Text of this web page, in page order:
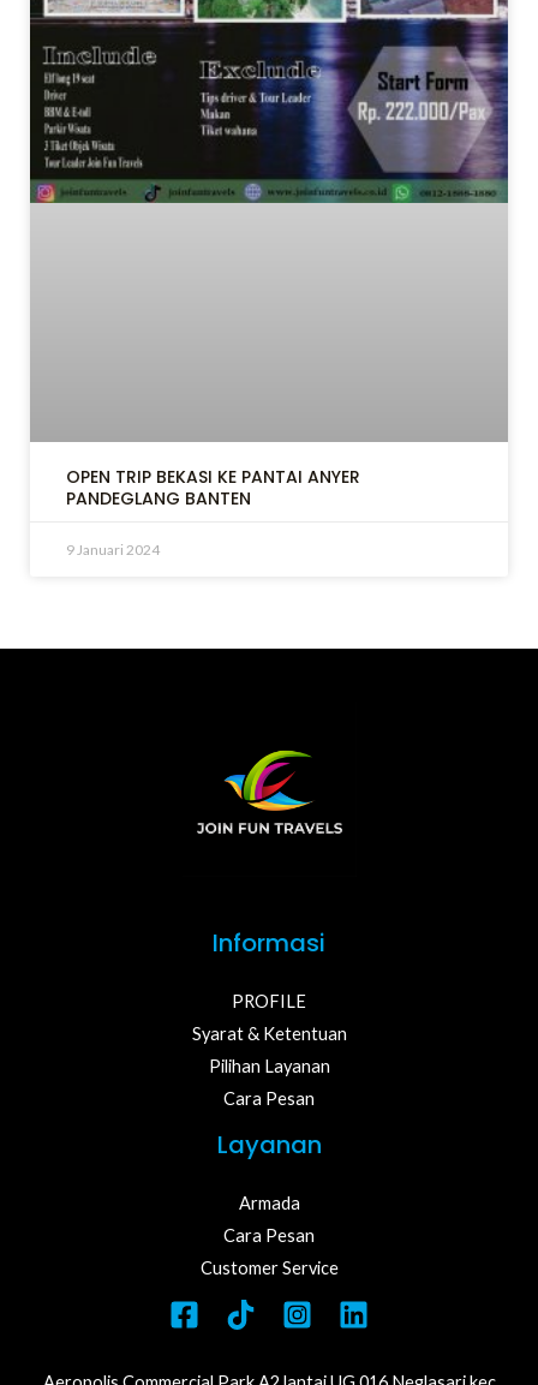
OPEN TRIP BEKASI KE PANTAI ANYER
PANDEGLANG BANTEN
9 Januari 2024
Informasi
PROFILE
Syarat & Ketentuan
Pilihan Layanan
Cara Pesan
Layanan
Armada
Cara Pesan
Customer Service